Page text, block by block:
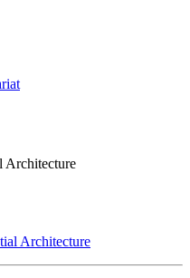
Architecture